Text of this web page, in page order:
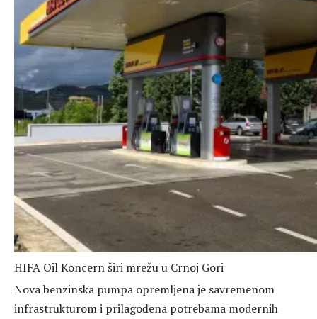
HIFA Oil Koncern širi mrežu u Crnoj
Gori
HIFA Oil Koncern širi mrežu u Crnoj
Gori
HIFA Oil Koncern širi mrežu u Crnoj Gori
Nova benzinska pumpa opremljena je savremenom
infrastrukturom i prilagođena potrebama modernih